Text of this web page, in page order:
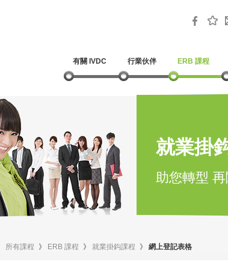
有關 IVDC 行業伙伴 ERB 課程
就業掛
助您轉型
所有課程 》 ERB 課程 》 就業掛鈎課程 》 網上登記表格